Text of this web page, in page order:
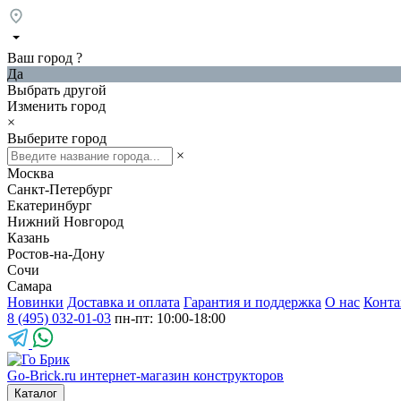
Ваш город ?
Да
Выбрать другой
Изменить город
×
Выберите город
×
Москва
Санкт-Петербург
Екатеринбург
Нижний Новгород
Казань
Ростов-на-Дону
Сочи
Самара
Новинки Доставка и оплата Гарантия и поддержка О нас
8 (495) 032-01-03 пн-пт: 10:00-18:00
Go-Brick.ru интернет-магазин конструкторов
Каталог